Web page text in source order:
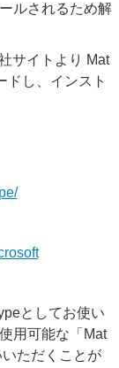
ルされるため解
サイトより Mat
ドし、インスト
としてお使い
用可能な「Mat
ただくことが